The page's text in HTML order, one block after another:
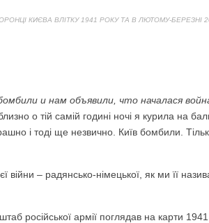
КИЄВА ВЛІТКУ 1941 РОКУ ТА В ЛЮТОМУ-БЕРЕЗНІ
и нам объявили, что началася
о тій самій годині ночі я курила на
і тоді ще незвично. Київ бомбили.
війни – радянсько-німецької, як ми її
російської армії поглядав на карти